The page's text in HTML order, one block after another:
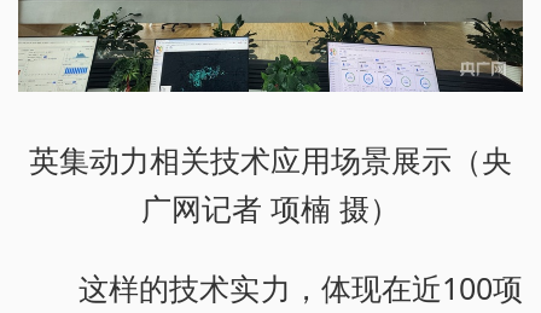
英集动力相关技术应用场景展示（央
广网记者 项楠 摄）
这样的技术实力，体现在近100项